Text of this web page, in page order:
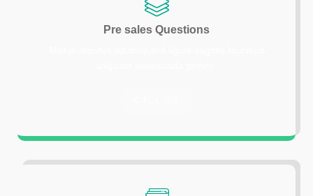
Pre sales Questions